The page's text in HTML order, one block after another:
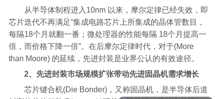
从半导体制程进入10nm 以来，摩尔定律已经失效，即
芯片迭代不再满足“集成电路芯片上所集成的晶体管数目，
每隔18个月就翻一番；微处理器的性能每隔 18个月提高一
倍，而价格下降一倍”。在后摩尔定律时代，对于(More
than Moore) 的延续，先进封装是业界公认的有效途径。
2、先进封装市场规模扩张带动先进固晶机需求增长
芯片键合机(Die Bonder)，又称固晶机，是半导体后道
可以介绍下你们的产品么